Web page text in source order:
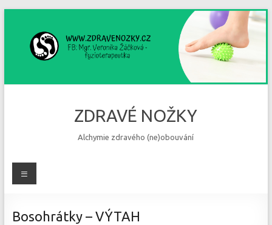
content
ZDRAVÉ NOŽKY
Alchymie zdravého (ne)obouvání
Menu
Bosohrátky – VÝTAH